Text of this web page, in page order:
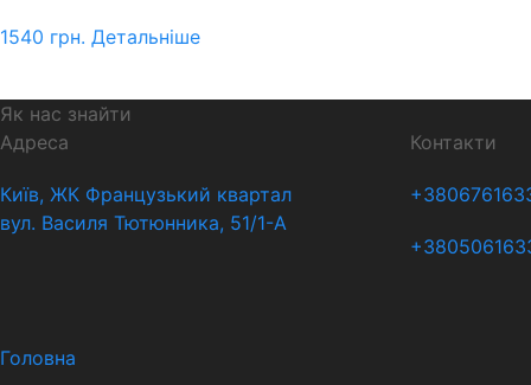
1540 грн. Детальніше
Як нас знайти
Адреса
Київ, ЖК Французький квартал
вул. Василя Тютюнника, 51/1-А
Контакти
Головна